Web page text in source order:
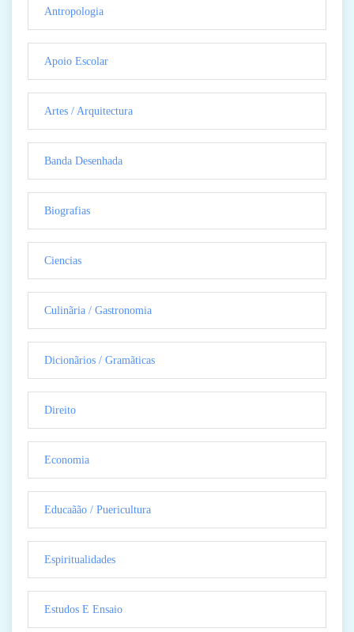
Antropologia
Apoio Escolar
Artes / Arquitectura
Banda Desenhada
Biografias
Ciencias
Culinãria / Gastronomia
Dicionãrios / Gramãticas
Direito
Economia
Educaãão / Puericultura
Espiritualidades
Estudos E Ensaio